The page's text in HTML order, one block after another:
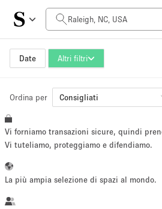
Date Altri filtri
Prezzo al giorno
$0
Dimensioni dello spazio
~ 13 persone
Ordina per Consigliati
Vi forniamo transazioni sicure, quindi
Vi tuteliamo, proteggiamo e difendiamo.
La più ampia selezione di spazi al mondo.